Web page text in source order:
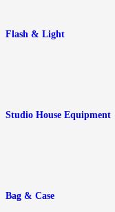
Flash & Light
Studio House Equipment
Bag & Case